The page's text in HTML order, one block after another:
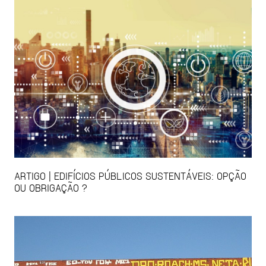
ARTIGO | EDIFÍCIOS PÚBLICOS SUSTENTÁVEIS: OPÇÃO
OU OBRIGAÇÃO ?